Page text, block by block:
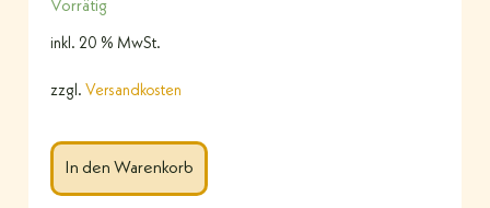
Vorrätig
inkl. 20 % MwSt.
zzgl. Versandkosten
In den Warenkorb